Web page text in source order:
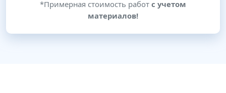
*Примерная стоимость работ с учетом
материалов!